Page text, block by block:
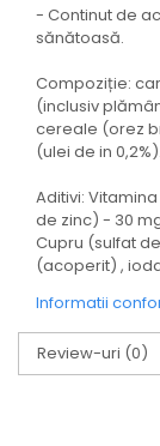
- Continut de
sănătoasă.
Compoziție:
(inclusiv
cereale (orez
(ulei de in 0,2%).
Aditivi:
de zinc) - 30
Cupru (sulfat
(acoperit) ,
Informatii
Review-uri (0)